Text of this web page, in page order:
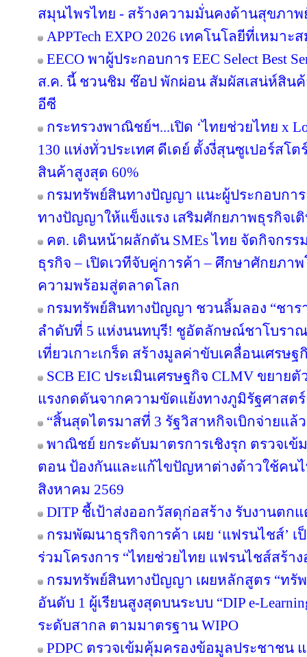
สมุนไพรไทย - สร้างความมั่นคงด้านสุขภาพ
APPTech EXPO 2026 เทคโนโลยีที่เหมา
EECO พาผู้ประกอบการ EEC Select Best
ส.ค. นี้ ชวนชิม ช๊อป พักผ่อน สัมผัสเสน่ห์สิน
อีซี
กระทรวงพาณิชย์ฯ...เปิด ‘ไทยช่วยไทย x
130 แห่งทั่วประเทศ ดีเดย์ ตั้งงี่สุนซูเปอร์สโ
สินค้าสูงสุด 60%
กรมทรัพย์สินทางปัญญา แนะผู้ประกอบกา
ทางปัญญาให้แข็งแรง เสริมศักยภาพธุรกิจเ
คต. เดินหน้าผลักดัน SMEs ไทย จัดกิจกรร
ธุรกิจ – เปิดเวทีจับคู่การค้า – ศึกษาศักยภา
ความพร้อมสู่ตลาดโลก
กรมทรัพย์สินทางปัญญา ชวนลิ้มลอง “ชารา
ลำดับที่ 5 แห่งนนทบุรี! ชูอัตลักษณ์ชาโบรา
เที่ยวเกาะเกร็ด สร้างมูลค่าขับเคลื่อนเศรษ
SCB EIC ประเมินเศรษฐกิจ CLMV ขยาย
แรงกดดันจากความขัดแย้งทางภูมิรัฐศาสต
“สิ้นสุดไตรมาสที่ 3 รัฐวิสาหกิจเบิกจ่ายแล้
พาณิชย์ ยกระดับมาตรการเชิงรุก ตรวจเ
ตอน ป้องกันและแก้ไขปัญหาต่างด้าวใช้คนไ
สิงหาคม 2569
DITP ชี้เป้าส่งออกวัสดุก่อสร้าง รับงานตก
กรมพัฒนาธุรกิจการค้า เผย ‘แฟรนไชส์’
ร่วมโครงการ “ไทยช่วยไทย แฟรนไชส์สร้า
กรมทรัพย์สินทางปัญญา เผยหลักสูตร “ท
อันดับ 1 ผู้เรียนสูงสุดบนระบบ “DIP e-
ระดับสากล ตามมาตรฐาน WIPO
PDPC ตรวจเข้มคุ้มครองข้อมูลประชาชน